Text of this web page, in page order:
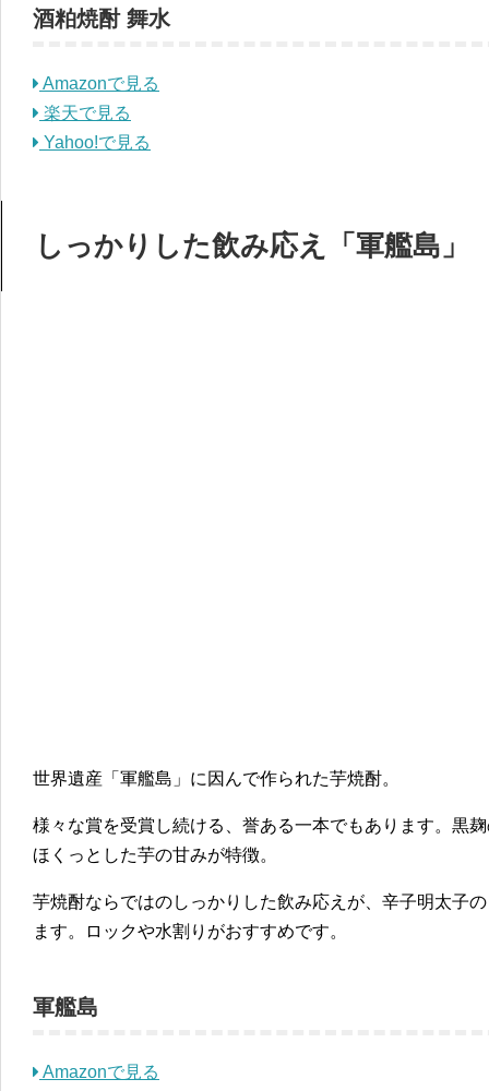
酒粕焼酎 舞水
Amazonで見る
楽天で見る
Yahoo!で見る
しっかりした飲み応え「軍艦島」
世界遺産「軍艦島」に因んで作られた芋焼酎。
様々な賞を受賞し続ける、誉ある一本でもあります。黒
ほくっとした芋の甘みが特徴。
芋焼酎ならではのしっかりした飲み応えが、辛子明太子
ます。ロックや水割りがおすすめです。
軍艦島
Amazonで見る